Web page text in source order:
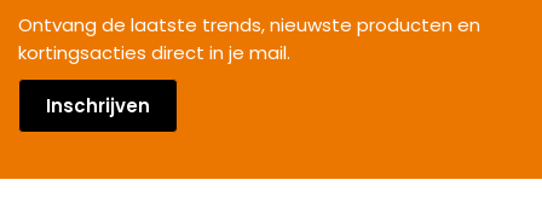
Ontvang de laatste trends, nieuwste producten en
kortingsacties direct in je mail.
Inschrijven